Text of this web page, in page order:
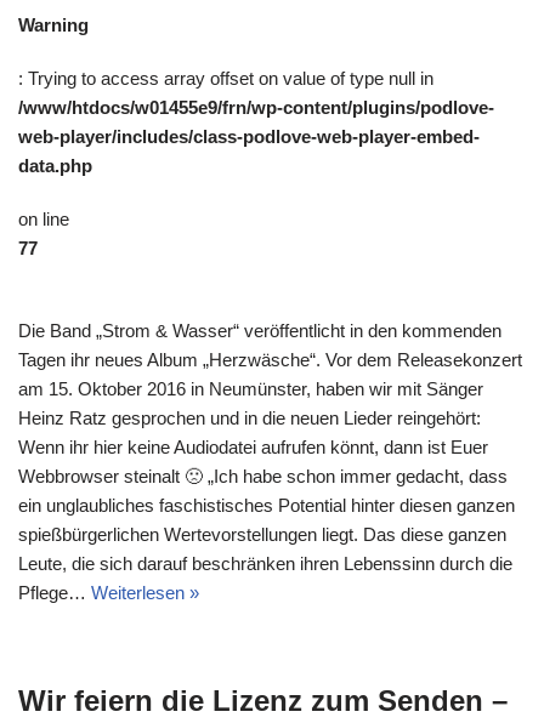
Warning
: Trying to access array offset on value of type null in
/www/htdocs/w01455e9/frn/wp-content/plugins/podlove-
web-player/includes/class-podlove-web-player-embed-
data.php
on line
77
Die Band „Strom & Wasser“ veröffentlicht in den kommenden
Tagen ihr neues Album „Herzwäsche“. Vor dem Releasekonzert
am 15. Oktober 2016 in Neumünster, haben wir mit Sänger
Heinz Ratz gesprochen und in die neuen Lieder reingehört:
Wenn ihr hier keine Audiodatei aufrufen könnt, dann ist Euer
Webbrowser steinalt 🙁 „Ich habe schon immer gedacht, dass
ein unglaubliches faschistisches Potential hinter diesen ganzen
spießbürgerlichen Wertevorstellungen liegt. Das diese ganzen
Leute, die sich darauf beschränken ihren Lebenssinn durch die
Pflege… Weiterlesen »
Wir feiern die Lizenz zum Senden –